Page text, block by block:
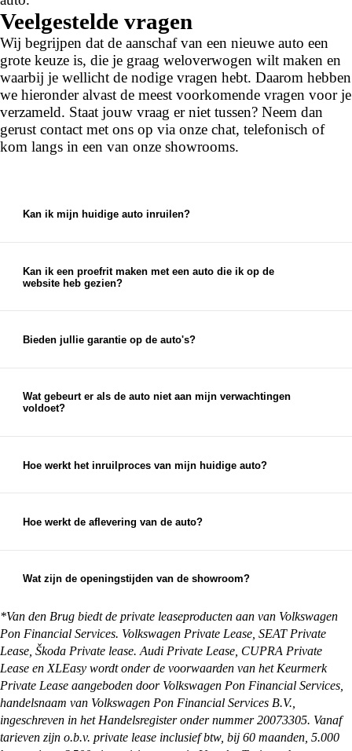
Veelgestelde vragen
Wij begrijpen dat de aanschaf van een nieuwe auto een
grote keuze is, die je graag weloverwogen wilt maken en
waarbij je wellicht de nodige vragen hebt. Daarom hebben
we hieronder alvast de meest voorkomende vragen voor je
verzameld. Staat jouw vraag er niet tussen? Neem dan
gerust contact met ons op via onze chat, telefonisch of
kom langs in een van onze showrooms.
Kan ik mijn huidige auto inruilen?
auto, die je kunt gebruiken als aanbetaling voor je
nieuwe auto.
Kan ik een proefrit maken met een auto die ik op de
website heb gezien?
eenvoudig inplannen via de chat op onze website
afspraak voor een proefrit inplannen.
Bieden jullie garantie op de auto's?
garantie bieden we garantie- en afleverpakketten
aan, waardoor je zorgeloos geniet van je nieuwe
Wat gebeurt er als de auto niet aan mijn verwachtingen
voldoet?
streven altijd naar 100% klanttevredenheid en
Hoe werkt het inruilproces van mijn huidige auto?
eerlijke inruilwaarde te bepalen. Hiervoor kun je
ruilen.
Hoe werkt de aflevering van de auto?
op te halen bij een van onze vestigingen, maar we
bij je thuis. Alles waar je rekening mee moet
houden en wat je zelf nog moet regelen, kun je
vinden op onzepagina met afleverinformatie.
Wat zijn de openingstijden van de showroom?
zaterdag. De exacte openingstijden van de
vestiging je wilt bezoeken vind je op:
https://vandenbrug.nl/vestigingen
*Van den Brug biedt de private leaseproducten aan van Volkswagen
Pon Financial Services. Volkswagen Private Lease, SEAT Private
Lease, Škoda Private lease. Audi Private Lease, CUPRA Private
Lease en XLEasy wordt onder de voorwaarden van het Keurmerk
Private Lease aangeboden door Volkswagen Pon Financial Services,
handelsnaam van Volkswagen Pon Financial Services B.V.,
ingeschreven in het Handelsregister onder nummer 20073305. Vanaf
tarieven zijn o.b.v. private lease inclusief btw, bij 60 maanden, 5.000